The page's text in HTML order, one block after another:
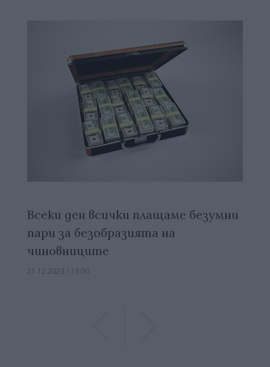
Всеки ден всички плащаме безумни
пари за безобразията на
чиновниците
21.12.2023 / 13:00